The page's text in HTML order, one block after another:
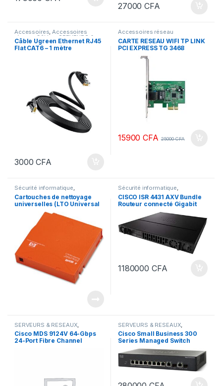
27000CFA
Accessoires,Accessoires
réseau , Câbles SERVEURS &
RESEAUX
Câble Ugreen Ethernet RJ45
Flat CAT6 – 1 mètre
3000CFA
Accessoires réseau
CARTE RESEAU WIFI TP LINK
PCI EXPRESS TG 3468
INTERNE
15900CFA 25000CFA
Sécurité informatique,
SERVEURS & RESEAUX
Cartouches de nettoyage
universelles (LTO Universal
Cleaning Cartridge)
Sécurité informatique,
SERVEURS & RESEAUX,
SWITCH,SWITCH CISCO
CISCO ISR 4431 AXV Bundle
Routeur connecté Gigabit
Ethernet Noir
1180000 CFA
SERVEURS & RESEAUX
SWITCH,SWITCH CISCO
Cisco MDS 9124V 64-Gbps
24-Port Fibre Channel
SERVEURS & RESEAUX
SWITCH SWITCH CISCO
Cisco Small Business 300
Series Managed Switch
SG300-10P Commutateur C3
Géré 8 x 101001000 + 2 x
SFP Gigabit